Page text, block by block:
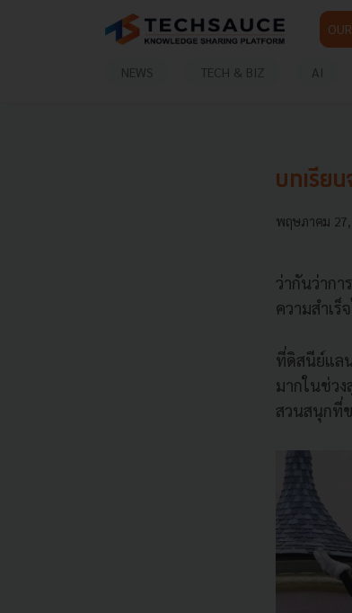
NEWS TECH & BIZ AI
บทเรีย
พฤษภาคม 27,
ว่ากันว่าก
ความสำเร็
ที่ดิสนีย์แล
มากในช่ว
สวนสนุกที่